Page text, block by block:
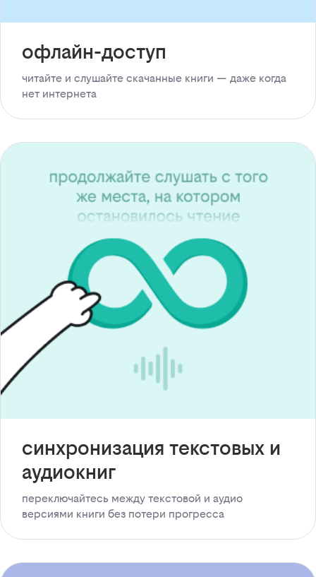
офлайн-доступ
читайте и слушайте скачанные книги — даже когда
нет интернета
синхронизация текстовых и
аудиокниг
переключайтесь между текстовой и аудио
версиями книги без потери прогресса